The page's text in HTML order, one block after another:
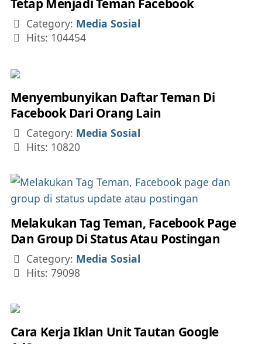
Tetap Menjadi Teman Facebook
Details
Category: Media Sosial
Hits: 104454
Menyembunyikan Daftar Teman Di
Facebook Dari Orang Lain
Details
Category: Media Sosial
Hits: 10820
Melakukan Tag Teman, Facebook Page
Dan Group Di Status Atau Postingan
Details
Category: Media Sosial
Hits: 79098
Cara Kerja Iklan Unit Tautan Google